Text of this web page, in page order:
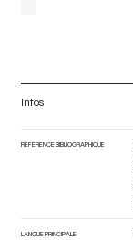
Infos
RÉFÉRENCE BIBLIOGRAPHIQUE
LANGUE PRINCIPALE